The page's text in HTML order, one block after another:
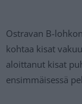
Ostravan B-
kohtaa kisat
aloittanut kisat
ensimmäisessä